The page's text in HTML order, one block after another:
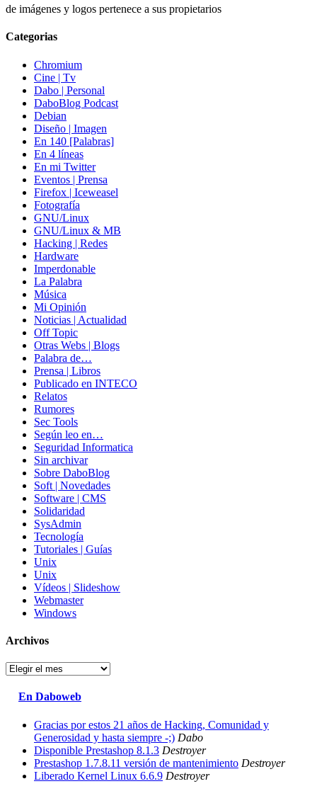
de imágenes y logos pertenece a sus propietarios
Categorias
Chromium
Cine | Tv
Dabo | Personal
DaboBlog Podcast
Debian
Diseño | Imagen
En 140 [Palabras]
En 4 líneas
En mi Twitter
Eventos | Prensa
Firefox | Iceweasel
Fotografía
GNU/Linux
GNU/Linux & MB
Hacking | Redes
Hardware
Imperdonable
La Palabra
Música
Mi Opinión
Noticias | Actualidad
Off Topic
Otras Webs | Blogs
Palabra de…
Prensa | Libros
Publicado en INTECO
Relatos
Rumores
Sec Tools
Según leo en…
Seguridad Informatica
Sin archivar
Sobre DaboBlog
Soft | Novedades
Software | CMS
Solidaridad
SysAdmin
Tecnología
Tutoriales | Guías
Unix
Unix
Vídeos | Slideshow
Webmaster
Windows
Archivos
Archivos
En Daboweb
Gracias por estos 21 años de Hacking, Comunidad y
Generosidad y hasta siempre -;) Dabo
Disponible Prestashop 8.1.3 Destroyer
Prestashop 1.7.8.11 versión de mantenimiento Destroyer
Liberado Kernel Linux 6.6.9 Destroyer